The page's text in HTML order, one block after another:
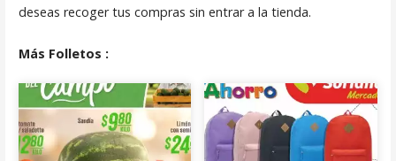
deseas recoger tus compras sin entrar a la tienda.
Más Folletos :